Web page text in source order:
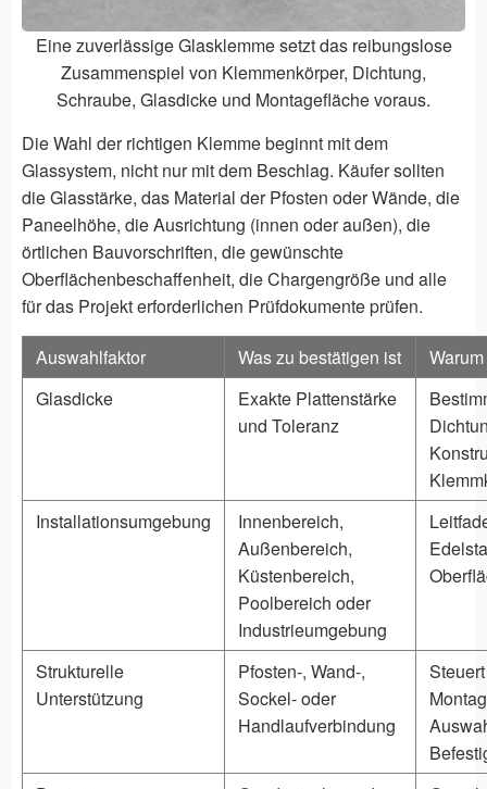
Eine zuverlässige Glasklemme setzt das reibungslose
Zusammenspiel von Klemmenkörper, Dichtung,
Schraube, Glasdicke und Montagefläche voraus.
Die Wahl der richtigen Klemme beginnt mit dem
Glassystem, nicht nur mit dem Beschlag. Käufer sollten
die Glasstärke, das Material der Pfosten oder Wände, die
Paneelhöhe, die Ausrichtung (innen oder außen), die
örtlichen Bauvorschriften, die gewünschte
Oberflächenbeschaffenheit, die Chargengröße und alle
für das Projekt erforderlichen Prüfdokumente prüfen.
Auswahlfaktor Was zu bestätigen ist
Glasdicke
Exakte Plattenstärke
und Toleranz
Installationsumgebung
Innenbereich,
Außenbereich,
Küstenbereich,
Poolbereich oder
Industrieumgebung
Strukturelle
Unterstützung
Pfosten-, Wand-,
Sockel- oder
Handlaufverbindung